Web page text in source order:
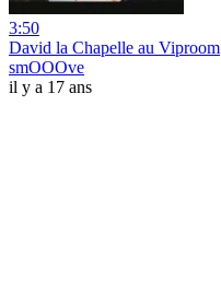
3:50
David la Chapelle au Viproom
smOOOve
il y a 17 ans